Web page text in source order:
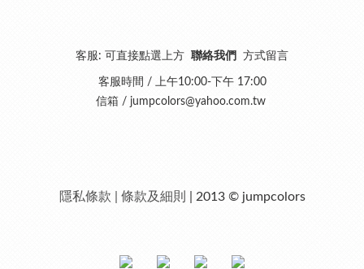
客服: 可直接點選上方 聯絡我們 方式留言
客服時間 / 上午10:00-下午 17:00
信箱 / jumpcolors@yahoo.com.tw
隱私條款 | 條款及細則 | 2013 © jumpcolors